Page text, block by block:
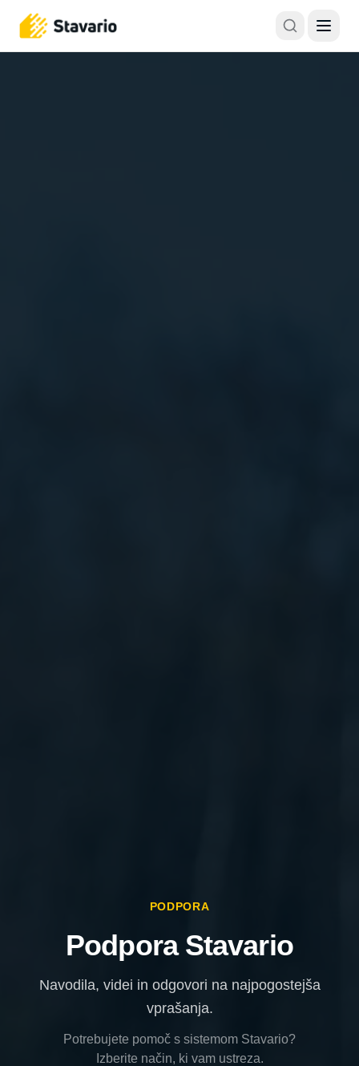
PODPORA
Podpora Stavario
Navodila, videi in odgovori na najpogostejša
vprašanja.
Potrebujete pomoč s sistemom Stavario?
Izberite način, ki vam ustreza.